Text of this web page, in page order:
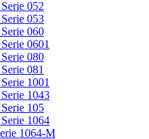
052
053
060
0601
080
081
1001
1043
105
1064
1064-M